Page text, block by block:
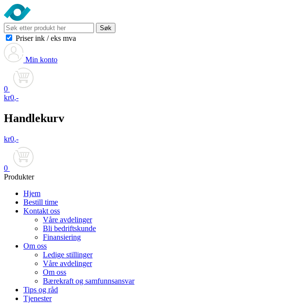
Søk
Priser ink / eks mva
Min konto
0
kr0,-
Handlekurv
kr0,-
0
Produkter
Hjem
Bestill time
Kontakt oss
Våre avdelinger
Bli bedriftskunde
Finansiering
Om oss
Ledige stillinger
Våre avdelinger
Om oss
Bærekraft og samfunnsansvar
Tips og råd
Tjenester